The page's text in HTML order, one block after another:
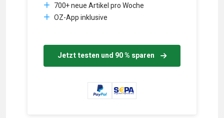
700+ neue Artikel pro Woche
OZ-App inklusive
Jetzt testen und 90 % sparen